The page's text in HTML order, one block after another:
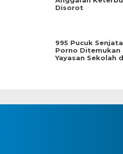
Disorot
995 Pucuk
Porno Ditemukan
Yayasan Sekolah